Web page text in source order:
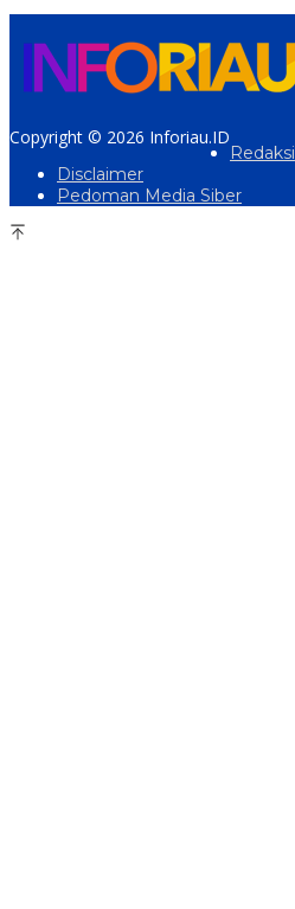
Copyright © 2026 Inforiau.ID
Redaksi
Disclaimer
Pedoman Media Siber